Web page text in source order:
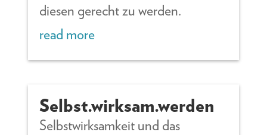
diesen gerecht zu werden.
read more
Selbst.wirksam.werden
Selbstwirksamkeit und das